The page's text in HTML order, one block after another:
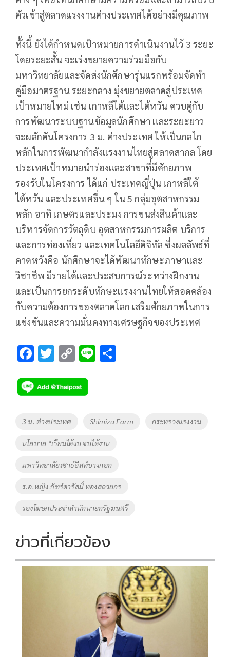
ตัวเข้าสู่ตลาดแรงงานต่างประเทศได้อย่างมีคุณภาพ
ทั้งนี้ ยังได้กำหนดเป้าหมายการดำเนินงานไว้ 3 ระยะ
โดยระยะสั้น จะเร่งขยายความร่วมมือกับ
มหาวิทยาลัยและจัดส่งนักศึกษารุ่นแรกพร้อมจัดทำ
คู่มือมาตรฐาน ระยะกลาง มุ่งขยายตลาดสู่ประเทศ
เป้าหมายใหม่ เช่น เกาหลีใต้และไต้หวัน ควบคู่กับ
การพัฒนาระบบฐานข้อมูลนักศึกษา และระยะยาว
จะผลักดันโครงการ 3 ม. ต่างประเทศ ให้เป็นกลไก
หลักในการพัฒนากำลังแรงงานไทยสู่ตลาดสากล โดย
ประเทศเป้าหมายนำร่องและสาขาที่มีศักยภาพ
รองรับในโครงการ ได้แก่ ประเทศญี่ปุ่น เกาหลีใต้
ไต้หวัน และประเทศอื่น ๆ ใน 5 กลุ่มอุตสาหกรรม
หลัก อาทิ เกษตรและประมง การขนส่งสินค้าและ
บริหารจัดการวัตถุดิบ อุตสาหกรรมการผลิต บริการ
และการท่องเที่ยว และเทคโนโลยีดิจิทัล ซึ่งผลลัพธ์ที่
คาดหวังคือ นักศึกษาจะได้พัฒนาทักษะภาษาและ
วิชาชีพ มีรายได้และประสบการณ์ระหว่างฝึกงาน
และเป็นการยกระดับทักษะแรงงานไทยให้สอดคล้อง
กับความต้องการของตลาดโลก เสริมศักยภาพในการ
แข่งขันและความมั่นคงทางเศรษฐกิจของประเทศ
F
e
b
o
k
T
tt
er
C
p
y
k
Li
Tags
3 ม. ต่างประเทศ Shimizu Farm กระทรวงแรงงาน
นโยบาย “เรียนได้งบ จบได้งาน
มหาวิทยาลัยเซาธ์อีสท์บางกอก
ร.อ.หญิง ภัทร์ดารัสมิ์ ทองสลวยกร
รองโฆษกประจำสำนักนายกรัฐมนตรี
ข่าวที่เกี่ยวข้อง